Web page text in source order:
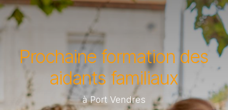
Prochaine formation des
aidants familiaux
à Port Vendres